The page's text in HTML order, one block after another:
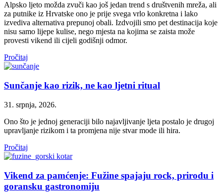
Alpsko ljeto možda zvuči kao još jedan trend s društvenih mreža, ali
za putnike iz Hrvatske ono je prije svega vrlo konkretna i lako
izvediva alternativa prepunoj obali. Izdvojili smo pet destinacija koje
nisu samo lijepe kulise, nego mjesta na kojima se zaista može
provesti vikend ili cijeli godišnji odmor.
Pročitaj
Sunčanje kao rizik, ne kao ljetni ritual
31. srpnja, 2026.
Ono što je jednoj generaciji bilo najavljivanje ljeta postalo je drugoj
upravljanje rizikom i ta promjena nije stvar mode ili hira.
Pročitaj
Vikend za pamćenje: Fužine spajaju rock, prirodu i
goransku gastronomiju